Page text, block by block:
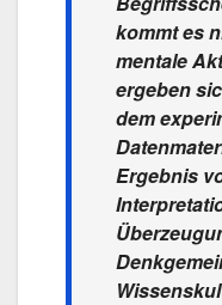
kommt es
mentale
ergeben
dem
Ergebnis